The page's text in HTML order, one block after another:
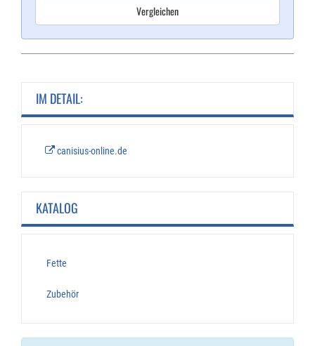
Vergleichen
IM DETAIL:
canisius-online.de
KATALOG
Fette
Zubehör